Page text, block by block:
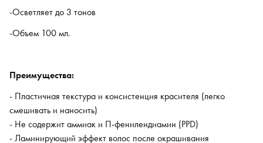
Полу-перманентный краситель:
-Без воздействия на натуральную базу
-Тонирование тон в тон.
Перманентный краситель:
-Повторное окрашивание
-Окрашивание тон в тон
-Осветляет до 3 тонов
-Объем 100 мл.
Преимущества:
- Пластичная текстура и консистенция красителя (легко
смешивать и наносить)
- Не содержит аммиак и П-фенилендиамин (PPD)
- Ламинирующий эффект волос после окрашивания